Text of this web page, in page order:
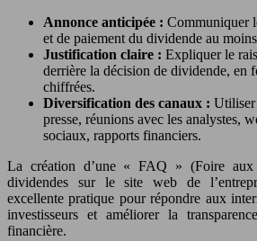
Annonce anticipée : Communiquer
et de paiement du dividende au
Justification claire : Expliquer le
derrière la décision de dividende, en
chiffrées.
Diversification des canaux : Utiliser
presse, réunions avec les analystes,
sociaux, rapports financiers.
La création d’une « FAQ » (Foire aux
dividendes sur le site web de
excellente pratique pour répondre aux
investisseurs et améliorer la
financière.